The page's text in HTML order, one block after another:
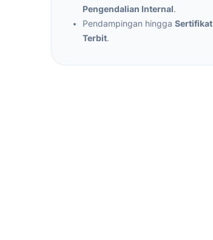
Pengendalian Internal.
Pendampingan hinggaSertifikat
Terbit.